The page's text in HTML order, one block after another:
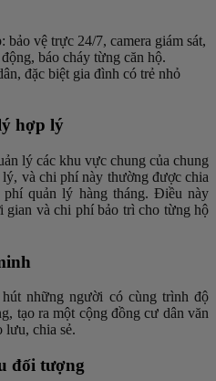
vệ trực 24/7, camera giám sát,
báo cháy từng căn hộ.
đặc biệt gia đình có trẻ nhỏ
hợp lý
lý các khu vực chung của chung
và chi phí này thường được chia
quản lý hàng tháng. Điều này
gian và chi phí bảo trì cho từng hộ
những người có cùng trình độ
tạo ra một cộng đồng cư dân văn
lưu, chia sẻ.
đối tượng